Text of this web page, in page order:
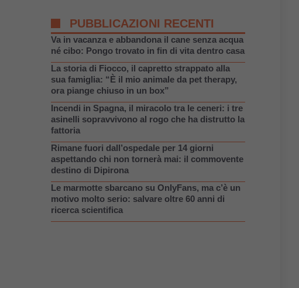
PUBBLICAZIONI RECENTI
Va in vacanza e abbandona il cane senza acqua
né cibo: Pongo trovato in fin di vita dentro casa
La storia di Fiocco, il capretto strappato alla
sua famiglia: “È il mio animale da pet therapy,
ora piange chiuso in un box”
Incendi in Spagna, il miracolo tra le ceneri: i tre
asinelli sopravvivono al rogo che ha distrutto la
fattoria
Rimane fuori dall’ospedale per 14 giorni
aspettando chi non tornerà mai: il commovente
destino di Dipirona
Le marmotte sbarcano su OnlyFans, ma c’è un
motivo molto serio: salvare oltre 60 anni di
ricerca scientifica